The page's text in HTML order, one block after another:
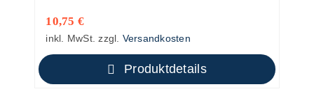
10,75 €
inkl. MwSt. zzgl. Versandkosten
Produktdetails